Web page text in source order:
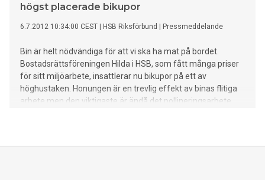
högst placerade bikupor
6.7.2012 10:34:00 CEST HSB Riksförbund Pressmeddelande
Bin är helt nödvändiga för att vi ska ha mat på bordet.
Bostadsrättsföreningen Hilda i HSB, som fått många priser
för sitt miljöarbete, insattlerar nu bikupor på ett av
höghustaken. Honungen är en trevlig effekt av binas flitiga
arbete men den viktigaste är ändå det pollineringsarbete